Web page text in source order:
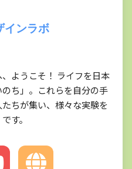
インラボ
ようこそ！ ライフを日本
ち」。これらを自分の手
ちが集い、様々な実験を
す。